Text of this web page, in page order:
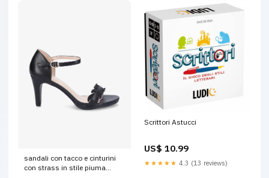
sandali con tacco e cinturini
con strass in stile piuma
Scrittori Astucci
US$ 10.99
★★★★★ 4.3 (13 reviews)